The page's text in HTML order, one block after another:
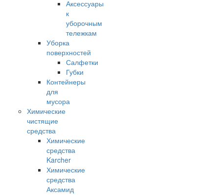
Аксессуары
к
уборочным
тележкам
Уборка
поверхностей
Салфетки
Губки
Контейнеры
для
мусора
Химические
чистящие
средства
Химические
средства
Karcher
Химические
средства
Аксамид